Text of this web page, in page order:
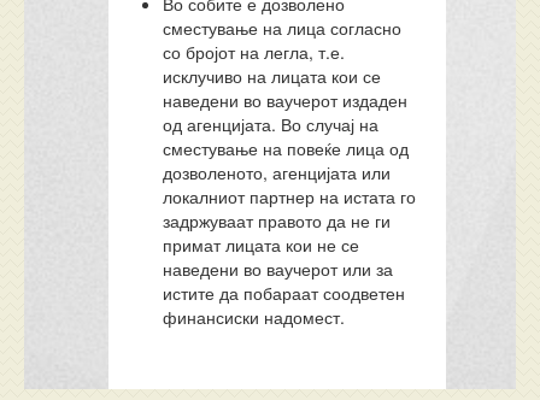
сместување на лица согласно
со бројот на легла, т.е.
исклучиво на лицата кои се
наведени во ваучерот издаден
од агенцијата. Во случај на
сместување на повеќе лица од
дозволеното, агенцијата или
локалниот партнер на истата го
задржуваат правото да не ги
примат лицата кои не се
наведени во ваучерот или за
истите да побараат соодветен
финансиски надомест.